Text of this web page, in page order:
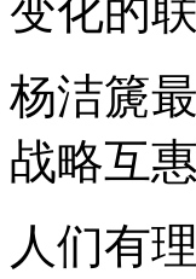
变化的
杨洁篪
战略互
人们有